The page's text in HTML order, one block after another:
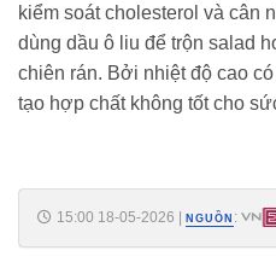
kiểm soát cholesterol và cân
dùng dầu ô liu để trộn salad
chiên rán. Bởi nhiệt độ cao
tạo hợp chất không tốt cho
15:00 18-05-2026 | NGUỒN :